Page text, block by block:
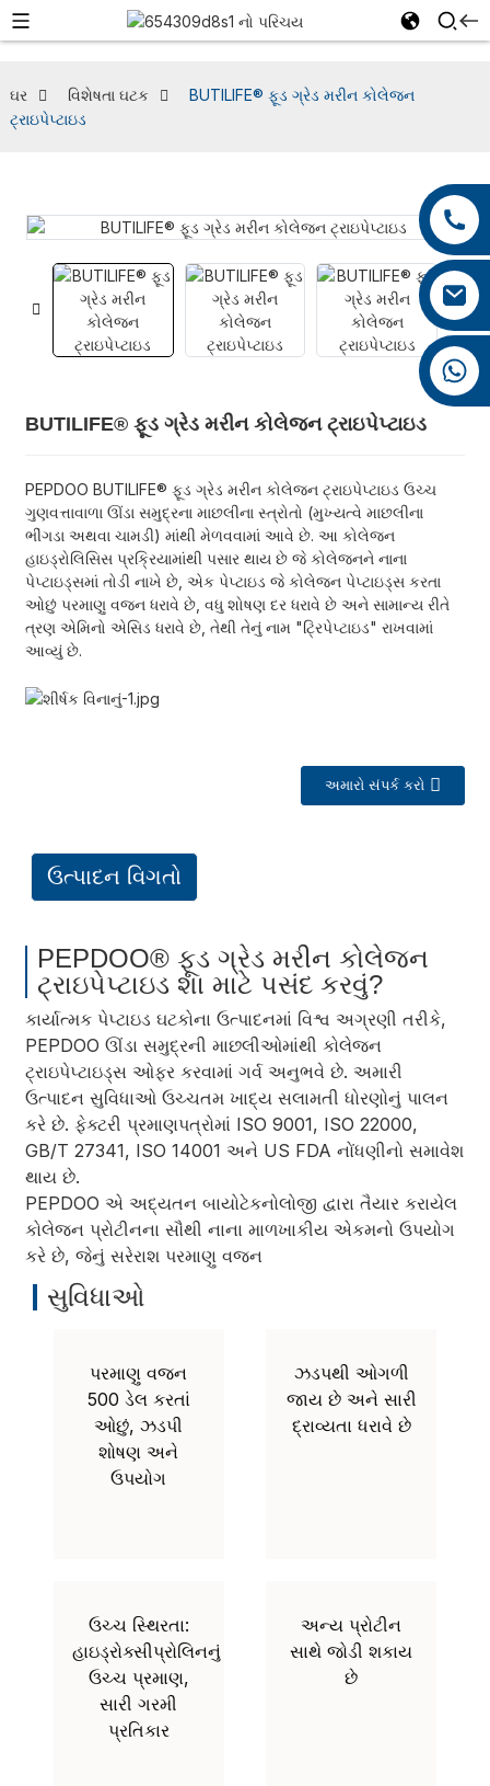
+86 13959222339
+86 0592 5599526
mina.cao@foxmail.com
+86 18965423693
ઘર વિશેષતા ઘટક
BUTILIFE® ફૂડ ગ્રેડ મરીન કોલેજન
ટ્રાઇપેપ્ટાઇડ
BUTILIFE® ફૂડ ગ્રેડ મરીન કોલેજન ટ્રાઇપેપ્ટાઇડ
PEPDOO BUTILIFE® ફૂડ ગ્રેડ મરીન કોલેજન ટ્રાઇપેપ્ટાઇડ ઉચ્ચ
ગુણવત્તાવાળા ઊંડા સમુદ્રના માછલીના સ્ત્રોતો (મુખ્યત્વે માછલીના
ભીંગડા અથવા ચામડી) માંથી મેળવવામાં આવે છે. આ કોલેજન
હાઇડ્રોલિસિસ પ્રક્રિયામાંથી પસાર થાય છે જે કોલેજનને નાના
પેપ્ટાઇડ્સમાં તોડી નાખે છે, એક પેપ્ટાઇડ જે કોલેજન પેપ્ટાઇડ્સ કરતા
ઓછું પરમાણુ વજન ધરાવે છે, વધુ શોષણ દર ધરાવે છે અને સામાન્ય રીતે
ત્રણ એમિનો એસિડ ધરાવે છે, તેથી તેનું નામ "ટ્રિપેપ્ટાઇડ" રાખવામાં
આવ્યું છે.
અમારો સંપર્ક કરો
ઉત્પાદન વિગતો
PEPDOO® ફૂડ ગ્રેડ મરીન કોલેજન
ટ્રાઇપેપ્ટાઇડ શા માટે પસંદ કરવું?
કાર્યાત્મક પેપ્ટાઇડ ઘટકોના ઉત્પાદનમાં વિશ્વ અગ્રણી તરીકે,
PEPDOO ઊંડા સમુદ્રની માછલીઓમાંથી કોલેજન
ટ્રાઇપેપ્ટાઇડ્સ ઓફર કરવામાં ગર્વ અનુભવે છે. અમારી
ઉત્પાદન સુવિધાઓ ઉચ્ચતમ ખાદ્ય સલામતી ધોરણોનું પાલન
કરે છે. ફેક્ટરી પ્રમાણપત્રોમાં ISO 9001, ISO 22000,
GB/T 27341, ISO 14001 અને US FDA નોંધણીનો સમાવેશ
થાય છે.
PEPDOO એ અદ્યતન બાયોટેકનોલોજી દ્વારા તૈયાર કરાયેલ
કોલેજન પ્રોટીનના સૌથી નાના માળખાકીય એકમનો ઉપયોગ
કરે છે, જેનું સરેરાશ પરમાણુ વજન
સુવિધાઓ
પરમાણુ વજન
500 ડેલ કરતાં
ઓછું, ઝડપી
શોષણ અને
ઉપયોગ
ઝડપથી ઓગળી
જાય છે અને સારી
દ્રાવ્યતા ધરાવે છે
ઉચ્ચ સ્થિરતા:
હાઇડ્રોક્સીપ્રોલિનનું
ઉચ્ચ પ્રમાણ,
સારી ગરમી
પ્રતિકાર
અન્ય પ્રોટીન
સાથે જોડી શકાય
છે